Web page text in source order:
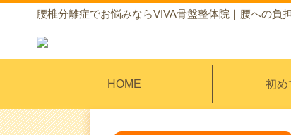
腰椎分離症でお悩みならVIVA骨盤整体院｜腰への負
HOME 初め